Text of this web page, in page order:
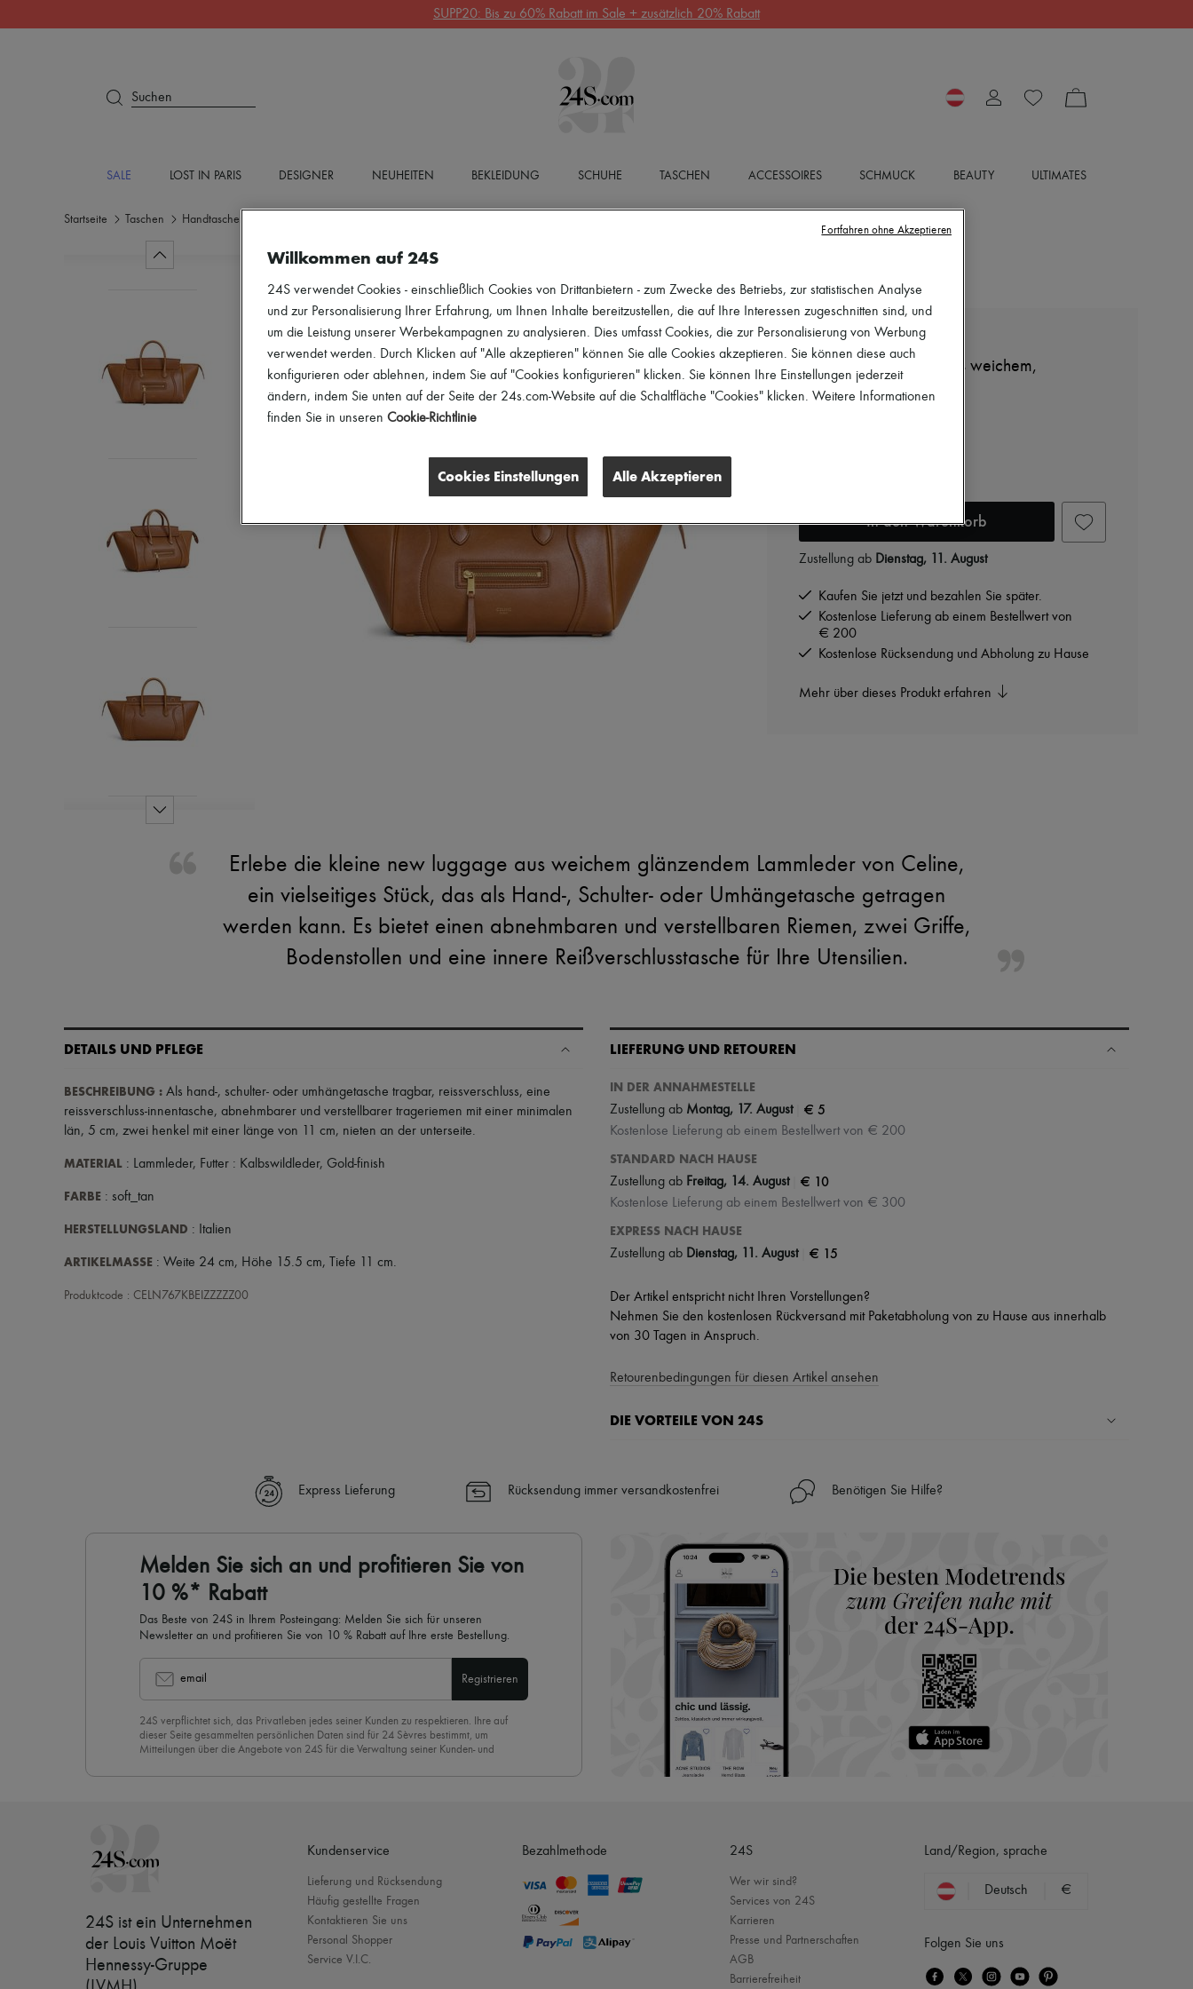
SUPP20: Bis zu 60% Rabatt im Sale + zusätzlich 20% Rabatt
Suchen
SALE LOST IN PARIS DESIGNER NEUHEITEN BEKLEIDUNG SCHUHE TASCHEN ACCESSOIRES SCHMUCK BEAUTY ULTIMATES
Startseite Taschen Handtaschen
CELINE
Kleine new luggage aus weichem,
glänzendem lammleder
In den Warenkorb
Zustellung ab Dienstag, 11. August
Kaufen Sie jetzt und bezahlen Sie später.
Kostenlose Lieferung ab einem Bestellwert von
€ 200
Kostenlose Rücksendung und Abholung zu Hause
Mehr über dieses Produkt erfahren
Erlebe die kleine new luggage aus weichem glänzendem Lammleder von Celine,
ein vielseitiges Stück, das als Hand-, Schulter- oder Umhängetasche getragen
werden kann. Es bietet einen abnehmbaren und verstellbaren Riemen, zwei Griffe,
Bodenstollen und eine innere Reißverschlusstasche für Ihre Utensilien.
DETAILS UND PFLEGE
BESCHREIBUNG : Als hand-, schulter- oder umhängetasche tragbar, reissverschluss, eine
reissverschluss-innentasche, abnehmbarer und verstellbarer trageriemen mit einer minimalen
län, 5 cm, zwei henkel mit einer länge von 11 cm, nieten an der unterseite.
MATERIAL : Lammleder, Futter : Kalbswildleder, Gold-finish
FARBE : soft_tan
HERSTELLUNGSLAND : Italien
ARTIKELMASSE : Weite 24 cm, Höhe 15.5 cm, Tiefe 11 cm.
Produktcode : CELN767KBEIZZZZZ00
LIEFERUNG UND RETOUREN
IN DER ANNAHMESTELLE
Zustellung ab Montag, 17. August € 5
Kostenlose Lieferung ab einem Bestellwert von € 200
STANDARD NACH HAUSE
Zustellung ab Freitag, 14. August € 10
Kostenlose Lieferung ab einem Bestellwert von € 300
EXPRESS NACH HAUSE
Zustellung ab Dienstag, 11. August € 15
Der Artikel entspricht nicht Ihren Vorstellungen?
Nehmen Sie den kostenlosen Rückversand mit Paketabholung von zu Hause aus innerhalb
von 30 Tagen in Anspruch.
Retourenbedingungen für diesen Artikel ansehen
DIE VORTEILE VON 24S
✓ Expresslieferung in über 100 Ländern
Mehr erfahren über 24S, ein Haus aus der LVMH-Gruppe
Express Lieferung Rücksendung immer versandkostenfrei Benötigen Sie Hilfe?
Melden Sie sich an und profitieren Sie von
10 %* Rabatt
Das Beste von 24S in Ihrem Posteingang: Melden Sie sich für unseren
Newsletter an und profitieren Sie von 10 % Rabatt auf Ihre erste Bestellung.
email Registrieren
24S verpflichtet sich, das Privatleben jedes seiner Kunden zu respektieren. Ihre auf
dieser Seite gesammelten persönlichen Daten sind für 24 Sèvres bestimmt, um
Mitteilungen über die Angebote von 24S für die Verwaltung seiner Kunden- und
stimmen Sie unsererDatenschutzrichtlinievorbehaltlos zu. Um den Newsletter
24S ist ein Unternehmen
der Louis Vuitton Moët
Hennessy-Gruppe
Kundenservice
Lieferung und Rücksendung
Häufig gestellte Fragen
Kontaktieren Sie uns
Personal Shopper
Service V.I.C.
Bezahlmethode 24S
Wer wir sind?
Services von 24S
Karrieren
Presse und Partnerschaften
AGB
Barrierefreiheit
Land/Region, sprache
Deutsch €
Folgen Sie uns
Willkommen auf 24S
24S verwendet Cookies - einschließlich Cookies von Drittanbietern - zum Zwecke des Betriebs, zur statistischen Analyse
und zur Personalisierung Ihrer Erfahrung, um Ihnen Inhalte bereitzustellen, die auf Ihre Interessen zugeschnitten sind, und
um die Leistung unserer Werbekampagnen zu analysieren. Dies umfasst Cookies, die zur Personalisierung von Werbung
verwendet werden. Durch Klicken auf "Alle akzeptieren" können Sie alle Cookies akzeptieren. Sie können diese auch
konfigurieren oder ablehnen, indem Sie auf "Cookies konfigurieren" klicken. Sie können Ihre Einstellungen jederzeit
ändern, indem Sie unten auf der Seite der 24s.com-Website auf die Schaltfläche "Cookies" klicken. Weitere Informationen
finden Sie in unseren Cookie-Richtlinie
Cookies Einstellungen Alle Akzeptieren
Fortfahren ohne Akzeptieren